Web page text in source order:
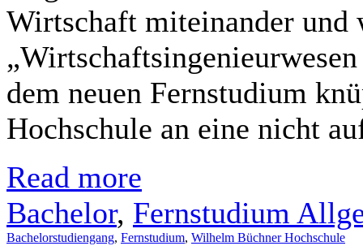
Wirtschaft miteinander
dem neuen Fernstudium
Hochschule an eine nicht
Read more
Bachelor, Fernstudium
Bachelorstudiengang, Fernstudium, Wilhelm Büchner Hochschule